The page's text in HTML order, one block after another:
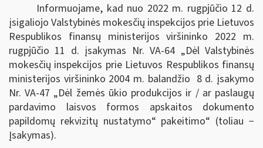
Informuojame, kad nuo 2022 m. rugpjūčio 12 d.
įsigaliojo Valstybinės mokesčių inspekcijos prie Lietuvos
Respublikos finansų ministerijos viršininko 2022 m.
rugpjūčio 11 d. įsakymas Nr. VA-64 „Dėl Valstybinės
mokesčių inspekcijos prie Lietuvos Respublikos finansų
ministerijos viršininko 2004 m. balandžio 8 d. įsakymo
Nr. VA-47 „Dėl žemės ūkio produkcijos ir / ar paslaugų
pardavimo laisvos formos apskaitos dokumento
papildomų rekvizitų nustatymo“ pakeitimo“ (toliau −
Įsakymas).